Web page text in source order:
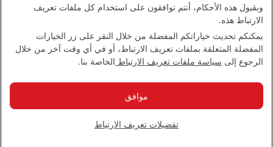
بيان إمكانية الدخول
اتصل بنا
سياسة الخصوصية
الشروط والأحكام
سياسة ملفات تعريف الارتباط
بيان الشفافية بموجب قانون مكافحة العبودية الحديثة
وبقبول هذه الأحكام، أنتم توافقون على استخدام كل ملفات تعريف
الارتباط هذه.
يمكنكم تحديث خياراتكم المفضلة من خلال النقر على زر الخيارات
المفضلة المتعلقة بملفات تعريف الارتباط، أو في أي وقت آخر من خلال
الرجوع إلى سياسة ملفات تعريف الارتباط الخاصة بنا.
تفضيلات تعريف الارتباط
موافق